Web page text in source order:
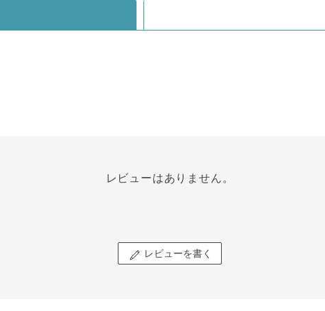
レビューはありません。
レビューを書く